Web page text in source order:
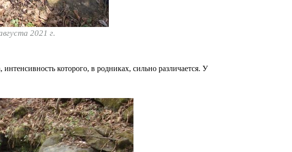
2021 г.
которого, в родниках, сильно различается. У